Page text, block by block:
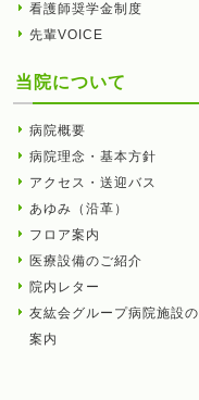
看護師奨学金制度
先輩VOICE
当院について
病院概要
病院理念・基本方針
アクセス・送迎バス
あゆみ（沿革）
フロア案内
医療設備のご紹介
院内レター
友紘会グループ病院施設の
案内